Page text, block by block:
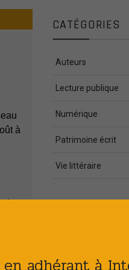
à
CATÉGORIES
Auteurs
Lecture publique
Numérique
Patrimoine écrit
Vie littéraire
ARTICLES
adhérant à